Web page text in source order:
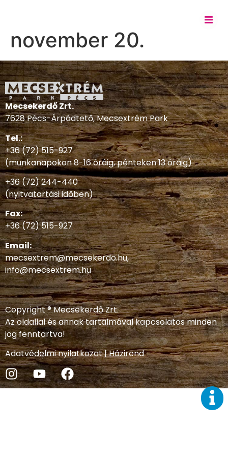
november 20.
Mecsekerdő Zrt.
7628 Pécs-Árpádtető, Mecsextrém Park
Tel.:
+36 (72) 515-927
(munkanapokon 8-16 óráig, pénteken 13 óráig)
+36 (72) 244-440
(nyitvatartási időben)
Fax:
+36 (72) 515-927
Email:
mecsextrem@mecsekerdo.hu,
info@mecsextrem.hu
Copyright ® Mecsekerdő Zrt.
Az oldallal és annak tartalmával kapcsolatos minden
jog fenntartva!
Adatvédelmi nyilatkozat|Házirend